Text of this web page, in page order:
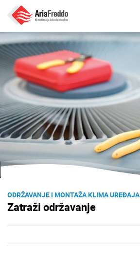
ODRŽAVANJE I MONTAŽA KLIMA UREĐAJA
Zatraži održavanje